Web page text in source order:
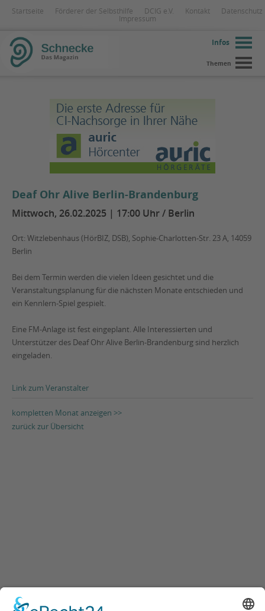
Startseite Förderer der Selbsthilfe DCIG e.V. Kontakt
Datenschutz
Impressum
Infos
Themen
Deaf Ohr Alive Berlin-Brandenburg
Mittwoch, 26.02.2025 | 17:00 Uhr / Berlin
Ort: Witzlebenhaus (HörBIZ, DSB), Sophie-Charlotten-Str. 23 A, 14059
Berlin
Bei dem Termin werden die vielen Ideen gesichtet und die
Veranstaltungsplanung für die nächsten Monate entschieden und
ein Kennlern-Spiel gespielt.
Eine FM-Anlage ist fest eingeplant. Alle Interessierten und
Unterstützer des Deaf Ohr Alive Berlin-Brandenburg sind herzlich
eingeladen.
Link zum Veranstalter
kompletten Monat anzeigen >>
zurück zur Übersicht